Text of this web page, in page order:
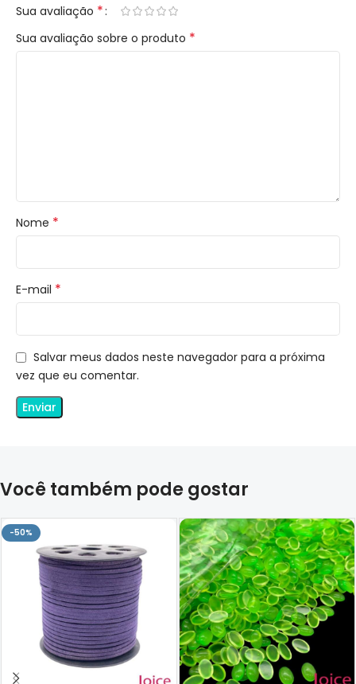
Sua avaliação *
Sua avaliação sobre o produto *
Nome *
E-mail *
Salvar meus dados neste navegador para a próxima
vez que eu comentar.
Você também pode gostar
-50%